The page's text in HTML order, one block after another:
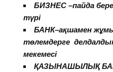
БИЗНЕС –пайда
түрі
БАНК–ақшамен
төлемдерге
мекемесі
ҚАЗЫНАШЫЛЫҚ